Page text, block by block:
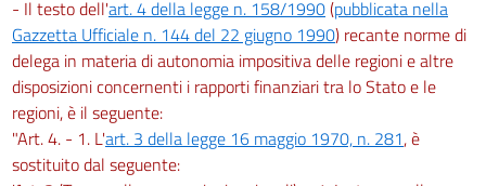
- Il testo dell'art. 4 della legge n. 158/1990(pubblicata nella
Gazzetta Ufficiale n. 144 del 22 giugno 1990) recante norme di
delega in materia di autonomia impositiva delle regioni e altre
disposizioni concernenti i rapporti finanziari tra lo Stato e le
regioni, è il seguente:
"Art. 4. - 1. L'art. 3 della legge 16 maggio 1970, n. 281, è
sostituito dal seguente: